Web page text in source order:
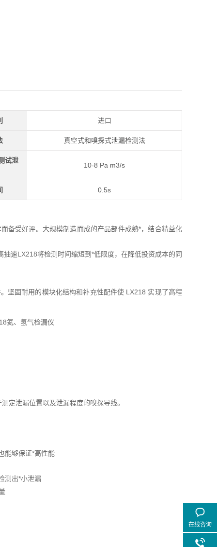
进口
真空式和嗅探式泄漏检测法
试泄
10-8 Pa m3/s
0.5s
备受好评。大规模制造而成的产品部件成熟*，结合精益化
速LX218将检测时间缩短到*低限度，在降低投资成本的同
坚固耐用的模块化结构和补充性配件使 LX218 实现了高程
定泄漏位置以及泄漏程度的嗅探导线。
能够保证*高性能
测出*小泄漏
在线咨询